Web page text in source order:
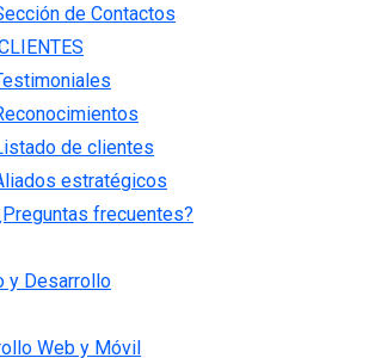
de Contactos
de clientes
estratégicos
frecuentes?
y Desarrollo
Web y Móvil